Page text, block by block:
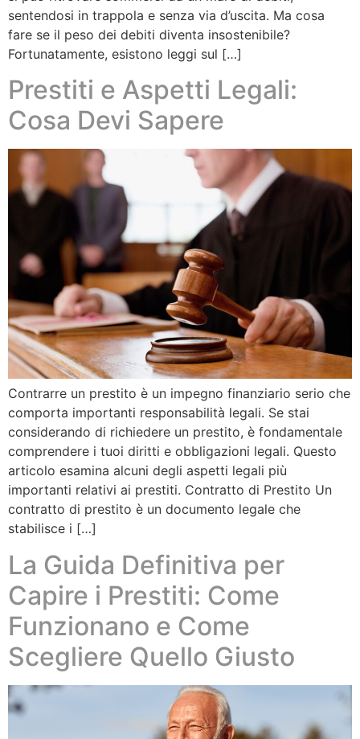
sentendosi in trappola e senza via d’uscita. Ma cosa
fare se il peso dei debiti diventa insostenibile?
Fortunatamente, esistono leggi sul […]
Prestiti e Aspetti Legali:
Cosa Devi Sapere
Contrarre un prestito è un impegno finanziario serio che
comporta importanti responsabilità legali. Se stai
considerando di richiedere un prestito, è fondamentale
comprendere i tuoi diritti e obbligazioni legali. Questo
articolo esamina alcuni degli aspetti legali più
importanti relativi ai prestiti. Contratto di Prestito Un
contratto di prestito è un documento legale che
stabilisce i […]
La Guida Definitiva per
Capire i Prestiti: Come
Funzionano e Come
Scegliere Quello Giusto